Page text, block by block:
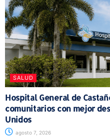
SALUD
Hospital General de
comunitarios con mejor
Unidos
agosto 7, 2026